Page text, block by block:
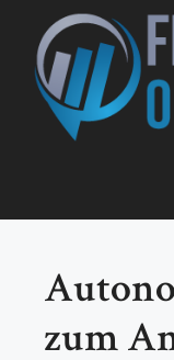
Inhalt
springen
zum